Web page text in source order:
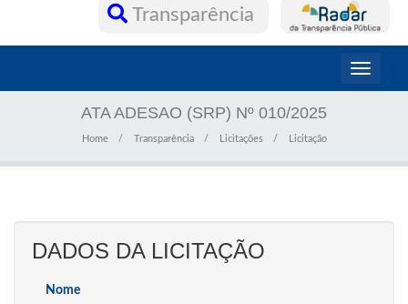
Transparência
Toggle
ATA ADESAO (SRP) Nº 010/2025
Home Transparência Licitações Licitação
DADOS DA LICITAÇÃO
Nome